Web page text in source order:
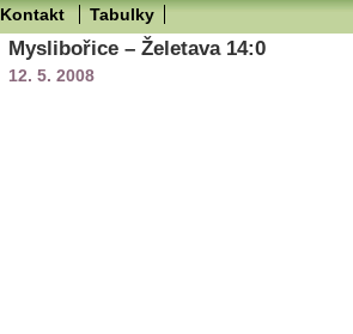
Kontakt
Tabulky
Myslibořice – Želetava 14:0
12. 5. 2008